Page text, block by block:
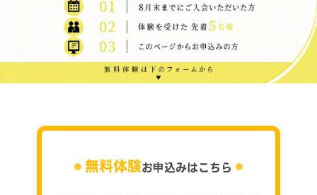
無料体験お申込みはこちら